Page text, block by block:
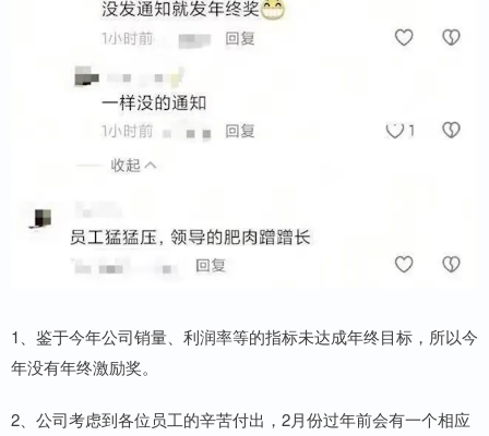
1、鉴于今年公司销量、利润率等的指标未达成年终目标，所以今
年没有年终激励奖。
2、公司考虑到各位员工的辛苦付出，2月份过年前会有一个相应